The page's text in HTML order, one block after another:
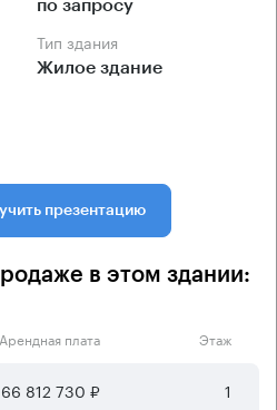
по запросу
Тип здания
Жилое здание
презентацию
в этом здании:
Арендная плата Этаж
66 812 730 ₽ 1